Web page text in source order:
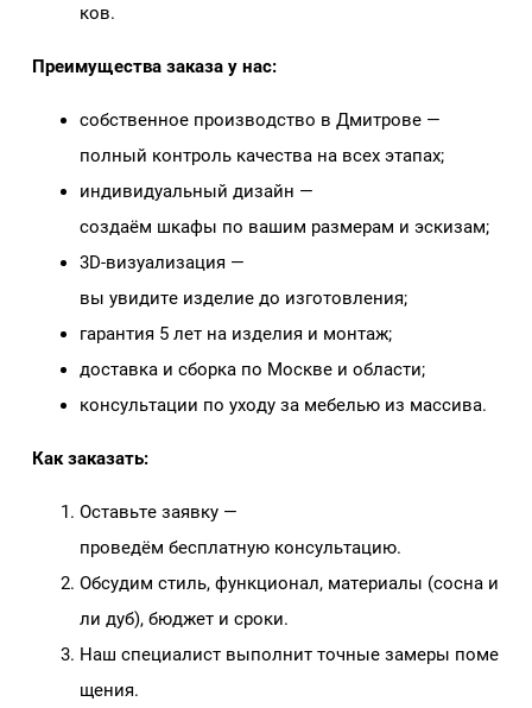
ков.
Преимущества заказа у нас:
собственное производство в Дмитрове —
полный контроль качества на всех этапах;
индивидуальный дизайн —
создаём шкафы по вашим размерам и эскизам;
3D‑визуализация —
вы увидите изделие до изготовления;
гарантия 5 лет на изделия и монтаж;
доставка и сборка по Москве и области;
консультации по уходу за мебелью из массива.
Как заказать:
Оставьте заявку —
проведём бесплатную консультацию.
Обсудим стиль, функционал, материалы (сосна и
ли дуб), бюджет и сроки.
Наш специалист выполнит точные замеры поме
щения.